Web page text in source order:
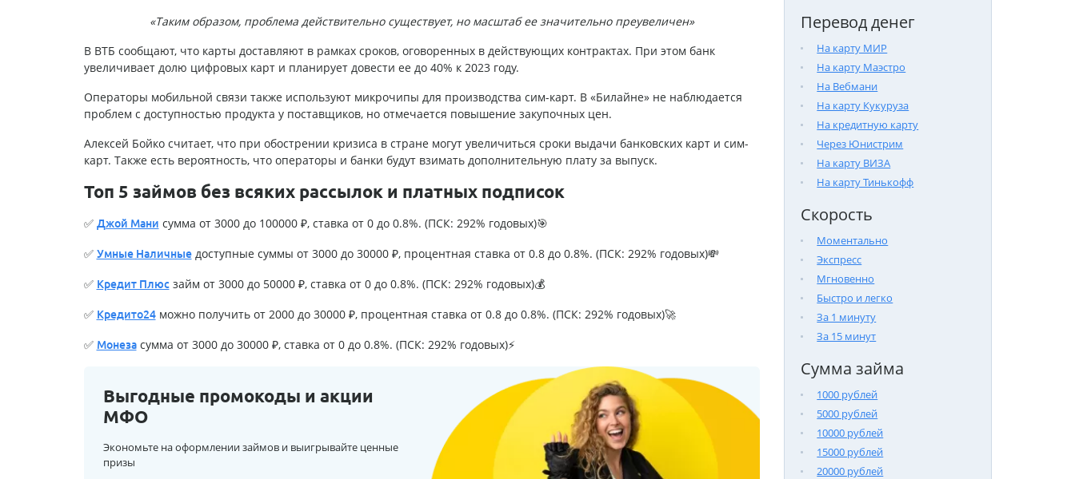
Перевод денег
На карту МИР
На карту Маэстро
На Вебмани
На карту Кукуруза
На кредитную карту
Через Юнистрим
На карту ВИЗА
На карту Тинькофф
Скорость
Моментально
Экспресс
Мгновенно
Быстро и легко
За 1 минуту
За 15 минут
Сумма займа
1000 рублей
5000 рублей
10000 рублей
15000 рублей
20000 рублей
«Таким образом, проблема действительно существует, но масштаб ее значительно преувеличен»
В ВТБ сообщают, что карты доставляют в рамках сроков, оговоренных в действующих контрактах. При этом банк
увеличивает долю цифровых карт и планирует довести ее до 40% к 2023 году.
Операторы мобильной связи также используют микрочипы для производства сим-карт. В «Билайне» не наблюдается
проблем с доступностью продукта у поставщиков, но отмечается повышение закупочных цен.
Алексей Бойко считает, что при обострении кризиса в стране могут увеличиться сроки выдачи банковских карт и сим-
карт. Также есть вероятность, что операторы и банки будут взимать дополнительную плату за выпуск.
Топ 5 займов без всяких рассылок и платных подписок
✅ Джой Мани сумма от 3000 до 100000 ₽, ставка от 0 до 0.8%. (ПСК: 292% годовых)🎯
✅ Умные Наличныедоступные суммы от 3000 до 30000 ₽, процентная ставка от 0.8 до 0.8%. (ПСК: 292% годовых)💸
✅ Кредит Плюсзайм от 3000 до 50000 ₽, ставка от 0 до 0.8%. (ПСК: 292% годовых)💰
✅ Кредито24можно получить от 2000 до 30000 ₽, процентная ставка от 0.8 до 0.8%. (ПСК: 292% годовых)🚀
✅ Монезасумма от 3000 до 30000 ₽, ставка от 0 до 0.8%. (ПСК: 292% годовых)⚡
Выгодные промокоды и акции
МФО
Экономьте на оформлении займов и выигрывайте ценные
призы